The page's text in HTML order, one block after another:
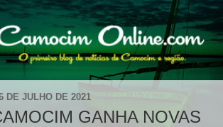
DE JULHO DE 2021
GANHA NOVAS